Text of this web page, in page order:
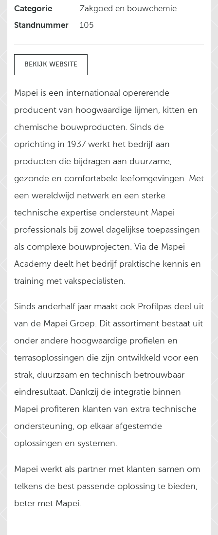
Categorie
Zakgoed en bouwchemie
Standnummer
105
BEKIJK WEBSITE
Mapei is een internationaal opererende
producent van hoogwaardige lijmen, kitten en
chemische bouwproducten. Sinds de
oprichting in 1937 werkt het bedrijf aan
producten die bijdragen aan duurzame,
gezonde en comfortabele leefomgevingen. Met
een wereldwijd netwerk en een sterke
technische expertise ondersteunt Mapei
professionals bij zowel dagelijkse toepassingen
als complexe bouwprojecten. Via de Mapei
Academy deelt het bedrijf praktische kennis en
training met vakspecialisten.
Sinds anderhalf jaar maakt ook Profilpas deel uit
van de Mapei Groep. Dit assortiment bestaat uit
onder andere hoogwaardige profielen en
terrasoplossingen die zijn ontwikkeld voor een
strak, duurzaam en technisch betrouwbaar
eindresultaat. Dankzij de integratie binnen
Mapei profiteren klanten van extra technische
ondersteuning, op elkaar afgestemde
oplossingen en systemen.
Mapei werkt als partner met klanten samen om
telkens de best passende oplossing te bieden,
beter met Mapei.